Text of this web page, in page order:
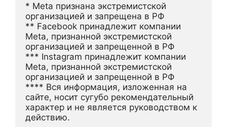
* Meta признана экстремистской
организацией и запрещена в РФ
** Facebook принадлежит компании
Meta, признанной экстремистской
организацией и запрещенной в РФ
*** Instagram принадлежит компании
Meta, признанной экстремистской
организацией и запрещенной в РФ
**** Вся информация, изложенная на
сайте, носит сугубо рекомендательный
характер и не является руководством к
действию.